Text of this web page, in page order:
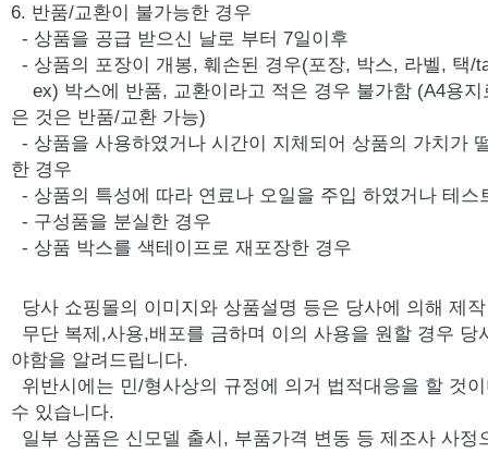
6. 반품/교환이 불가능한 경우
- 상품을 공급 받으신 날로 부터 7일이후
- 상품의 포장이 개봉, 훼손된 경우(포장, 박스, 라벨, 택/
ex) 박스에 반품, 교환이라고 적은 경우 불가함 (A4용지
은 것은 반품/교환 가능)
- 상품을 사용하였거나 시간이 지체되어 상품의 가치가
한 경우
- 상품의 특성에 따라 연료나 오일을 주입 하였거나 테스
- 구성품을 분실한 경우
- 상품 박스를 색테이프로 재포장한 경우
당사 쇼핑몰의 이미지와 상품설명 등은 당사에 의해 제
무단 복제,사용,배포를 금하며 이의 사용을 원할 경우 당
야함을 알려드립니다.
위반시에는 민/형사상의 규정에 의거 법적대응을 할 것
수 있습니다.
일부 상품은 신모델 출시, 부품가격 변동 등 제조사 사정